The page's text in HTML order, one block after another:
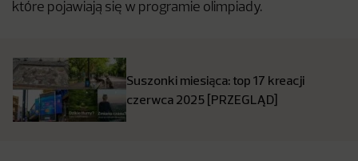
które pojawiają się w programie olimpiady.
Suszonki miesiąca: top 17 kreacji
czerwca 2025 [PRZEGLĄD]